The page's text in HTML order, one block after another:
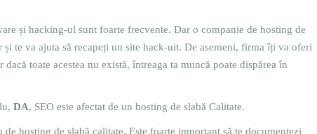
și hacking-ul sunt foarte frecvente. Dar o companie de hosting de
te va ajuta să recapeți un site hack-uit. De asemeni, firma îți va oferi
toate acestea nu există, întreaga ta muncă poate dispărea în
DA, SEO este afectat de un hosting de slabă Calitate.
hosting de slabă calitate. Este foarte important să te documentezi